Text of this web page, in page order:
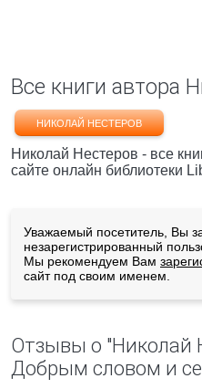
Все книги автора
НИКОЛАЙ НЕСТЕРОВ
Николай Нестеров - все
сайте онлайн библиотеки
Уважаемый посетитель, Вы
незарегистрированный
Мы рекомендуем Вам
сайт под своим именем.
Отзывы о "Николай
Добрым словом и